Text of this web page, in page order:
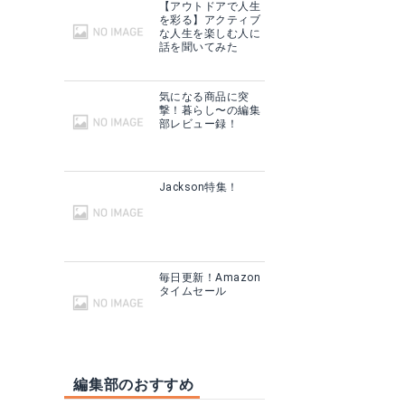
【アウトドアで人生
を彩る】アクティブ
な人生を楽しむ人に
話を聞いてみた
気になる商品に突
撃！暮らし〜の編集
部レビュー録！
Jackson特集！
毎日更新！Amazon
タイムセール
編集部のおすすめ